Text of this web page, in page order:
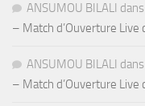
ANSUMOU BILALI dans
– Match d’Ouverture Live
ANSUMOU BILALI dans
– Match d’Ouverture Live